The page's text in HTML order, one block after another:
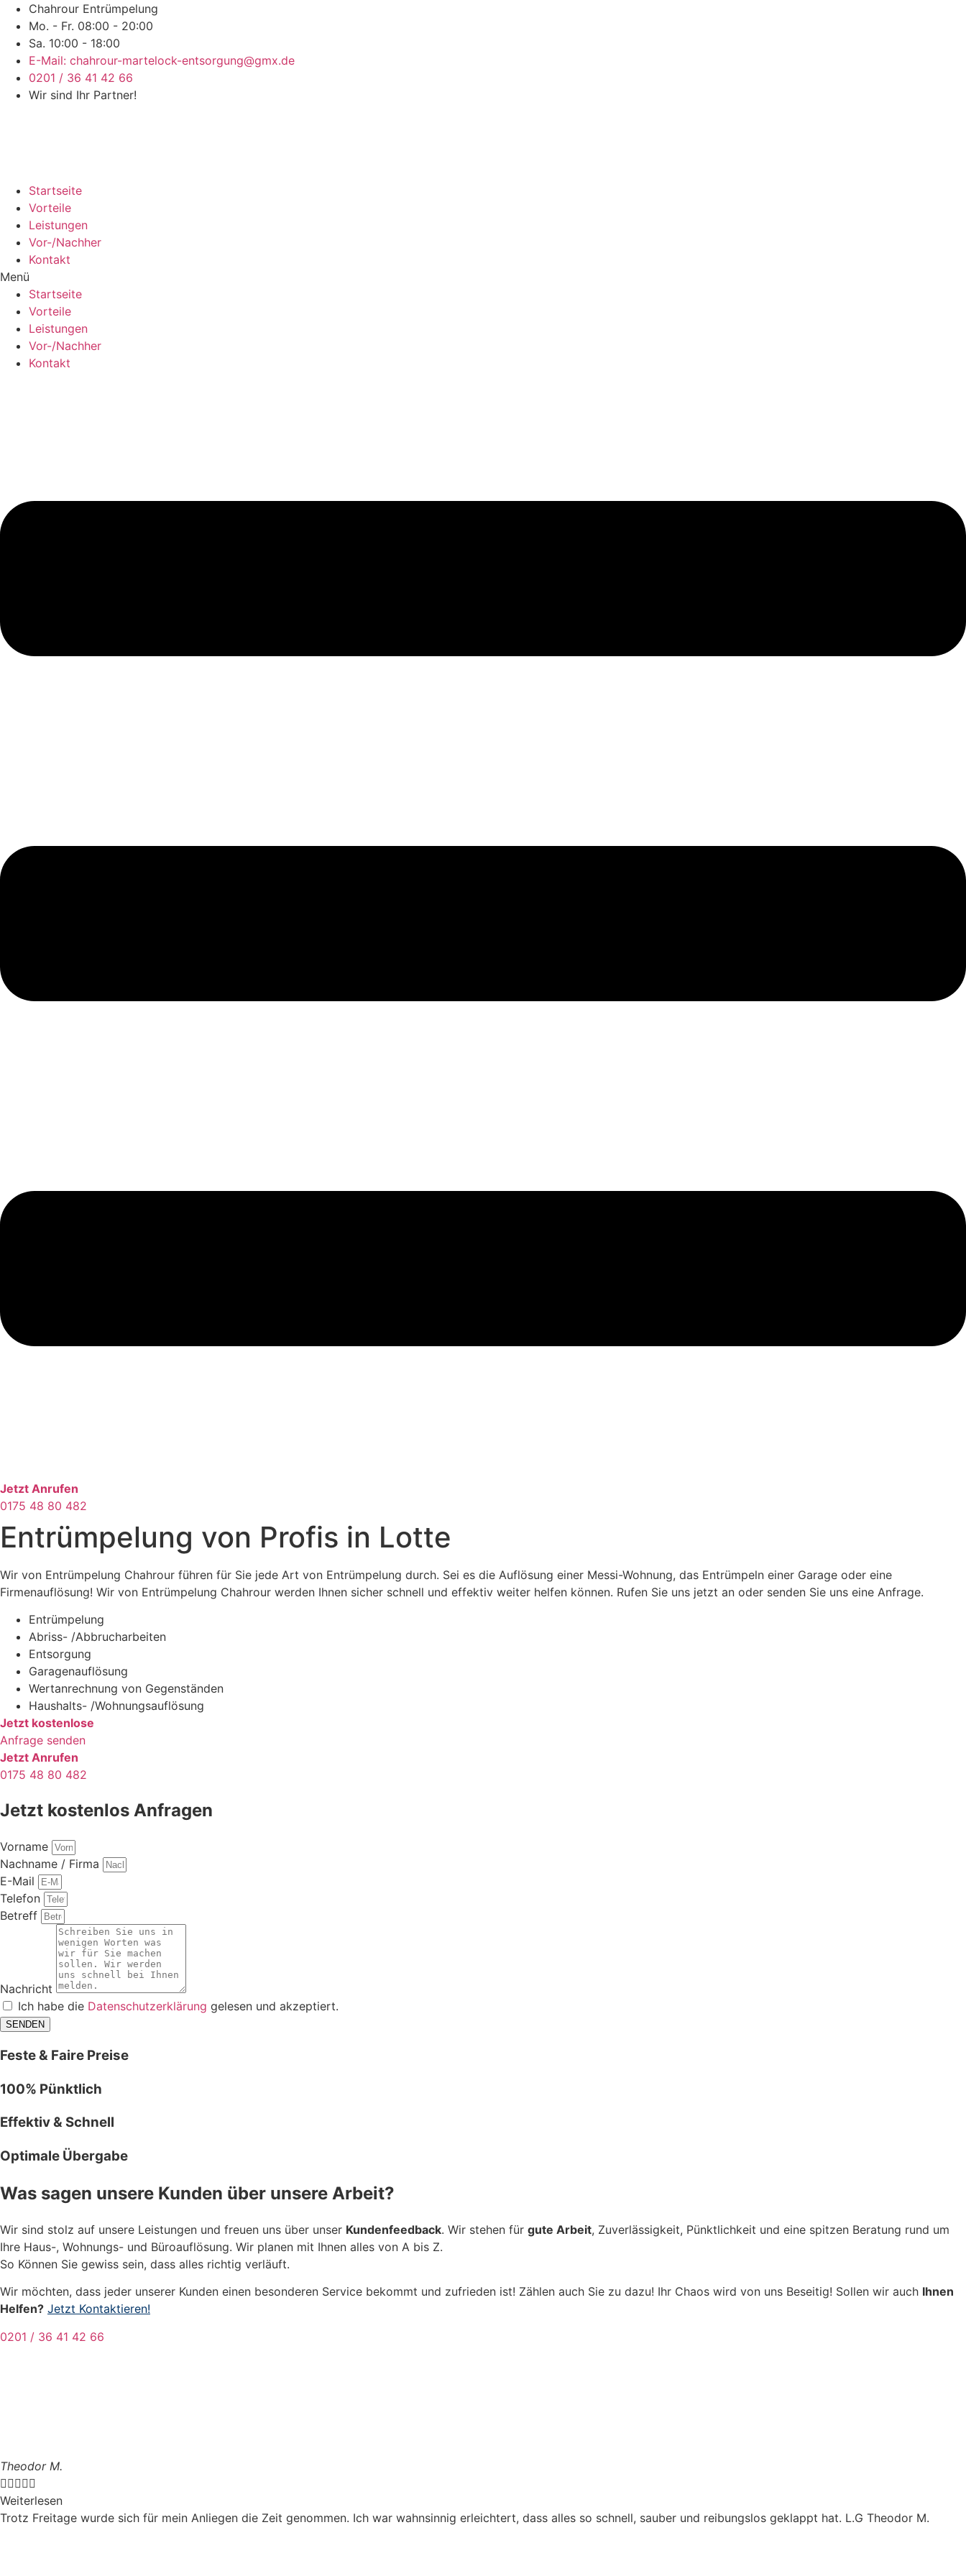
Chahrour Entrümpelung
Mo. - Fr. 08:00 - 20:00
Sa. 10:00 - 18:00
E-Mail: chahrour-martelock-entsorgung@gmx.de
0201 / 36 41 42 66
Wir sind Ihr Partner!
Startseite
Vorteile
Leistungen
Vor-/Nachher
Kontakt
Menü
Startseite
Vorteile
Leistungen
Vor-/Nachher
Kontakt
Jetzt Anrufen
0175 48 80 482
Entrümpelung von Profis in Lotte
Wir von Entrümpelung Chahrour führen für Sie jede Art von Entrümpelung durch. Sei es die Auflösung einer Messi-Wohnung, das Entrümpeln einer Garage oder eine
Firmenauflösung! Wir von Entrümpelung Chahrour werden Ihnen sicher schnell und effektiv weiter helfen können. Rufen Sie uns jetzt an oder senden Sie uns eine Anfrage.
Entrümpelung
Abriss- /Abbrucharbeiten
Entsorgung
Garagenauflösung
Wertanrechnung von Gegenständen
Haushalts- /Wohnungsauflösung
Jetzt kostenlose
Anfrage senden
Jetzt Anrufen
0175 48 80 482
Jetzt kostenlos Anfragen
Vorname
Nachname / Firma
E-Mail
Telefon
Betreff
Nachricht
Ich habe die Datenschutzerklärung gelesen und akzeptiert.
SENDEN
Feste & Faire Preise
100% Pünktlich
Effektiv & Schnell
Optimale Übergabe
Was sagen unsere Kunden über unsere Arbeit?
Wir sind stolz auf unsere Leistungen und freuen uns über unser Kundenfeedback. Wir stehen für gute Arbeit, Zuverlässigkeit, Pünktlichkeit und eine spitzen Beratung rund um
Ihre Haus-, Wohnungs- und Büroauflösung. Wir planen mit Ihnen alles von A bis Z.
So Können Sie gewiss sein, dass alles richtig verläuft.
Wir möchten, dass jeder unserer Kunden einen besonderen Service bekommt und zufrieden ist! Zählen auch Sie zu dazu! Ihr Chaos wird von uns Beseitig! Sollen wir auch Ihnen
Helfen? Jetzt Kontaktieren!
0201 / 36 41 42 66
Theodor M.

Weiterlesen
Trotz Freitage wurde sich für mein Anliegen die Zeit genommen. Ich war wahnsinnig erleichtert, dass alles so schnell, sauber und reibungslos geklappt hat. L.G Theodor M.